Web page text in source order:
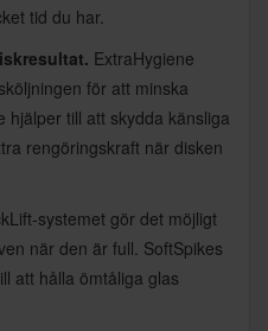
tid du har.
ExtraHygiene
för att minska
hjälper till att skydda känsliga
rengöringskraft när disken
systemet gör det möjligt
när den är full. SoftSpikes
att hålla ömtåliga glas